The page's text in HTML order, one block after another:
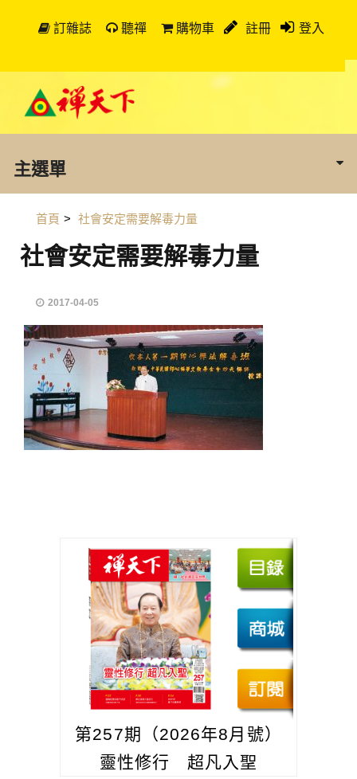
訂雜誌 聽禪 購物車 註冊 登入
主選單
首頁 > 社會安定需要解毒力量
社會安定需要解毒力量
2017-04-05
第257期（2026年8月號）
靈性修行 超凡入聖